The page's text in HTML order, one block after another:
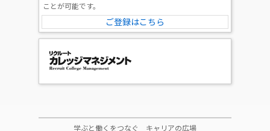
ことが可能です。
ご登録はこちら
学ぶと働くをつなぐ キャリアの広場